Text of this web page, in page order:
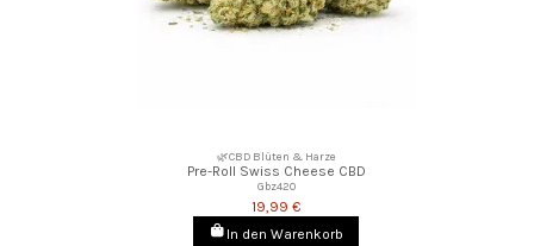
🌿CBD Blüten & Harze
Pre-Roll Swiss Cheese CBD
Gbz420
19,99 €
In den Warenkorb